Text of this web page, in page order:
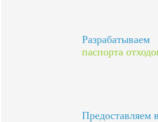
Разрабатываем
паспорта
Предоставляем